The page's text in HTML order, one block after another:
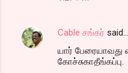
Cable சங்கர் said…
யார் பேரையாவது
கோச்சுகாதீங்கப்பு.